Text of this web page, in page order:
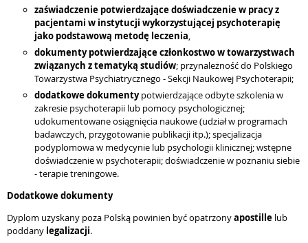
zaświadczenie potwierdzające doświadczenie w pracy z
pacjentami w instytucji wykorzystującej psychoterapię
jako podstawową metodę leczenia,
dokumenty potwierdzające członkostwo w towarzystwach
związanych z tematyką studiów; przynależność do Polskiego
Towarzystwa Psychiatrycznego - Sekcji Naukowej Psychoterapii;
dodatkowe dokumentypotwierdzające odbyte szkolenia w
zakresie psychoterapii lub pomocy psychologicznej;
udokumentowane osiągnięcia naukowe (udział w programach
badawczych, przygotowanie publikacji itp.); specjalizacja
podyplomowa w medycynie lub psychologii klinicznej; wstępne
doświadczenie w psychoterapii; doświadczenie w poznaniu siebie
- terapie treningowe.
Dodatkowe dokumenty
Dyplom uzyskany poza Polską powinien być opatrzonyapostille lub
poddany legalizacji.